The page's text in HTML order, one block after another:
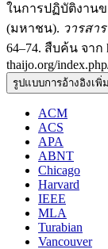
ในการปฏิบัติงาน
(มหาชน). วารสา
64–74. สืบค้น จาก
thaijo.org/
รูปแบบการอ้างอิงเพิ่
ACM
ACS
APA
ABNT
Chicago
Harvard
IEEE
MLA
Turabian
Vancouver